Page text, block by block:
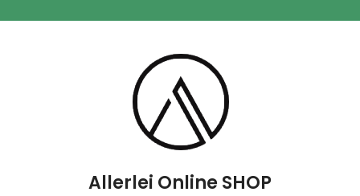
Allerlei Online SHOP